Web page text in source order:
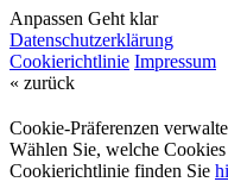
Anpassen Geht klar
Datenschutzerklärung
Cookierichtlinie Impressum
« zurück
Cookie-Präferenzen
Wählen Sie, welche
Cookierichtlinie finden Sie